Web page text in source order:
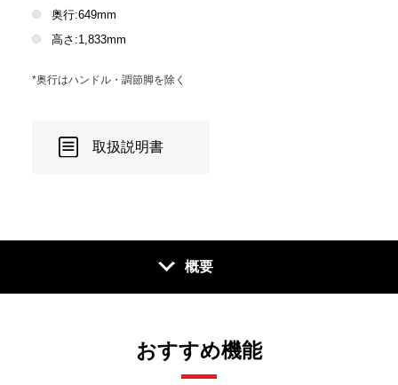
奥行:649mm
高さ:1,833mm
*奥行はハンドル・調節脚を除く
取扱説明書
概要
おすすめ機能